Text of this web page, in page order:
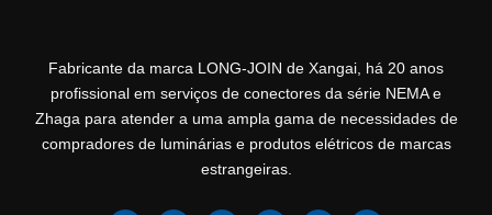
Fabricante da marca LONG-JOIN de Xangai, há 20 anos
profissional em serviços de conectores da série NEMA e
Zhaga para atender a uma ampla gama de necessidades de
compradores de luminárias e produtos elétricos de marcas
estrangeiras.